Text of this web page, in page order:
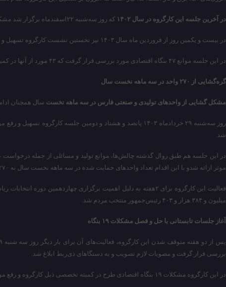
در آخرین جلسه این کارگروه در سال ۱۴۰۲ که روز سه‌شنبه ۲۲اسفندماه برگزار شد مشکلات ۱۸ بنگاه اقتصادی و تولیدی مورد بررسی قرار گرفت که با احتساب این واحدها، مجموع واحدهای حمایت شده در سالی که گذشت به یک هزار و ۲۵۴واحد رسید.
در بیست و یکمین روز از فروردین ماه سال ۱۴۰۳ نیز نخستین نشست کارگروه تسهیل و رفع موانع تولید فارس که به عنوان پانصد و هفتاد و سومین کارگروه محسوب می‌شود، برگزار شد.
در این جلسه موانع ۴۷ بنگاه اقتصادی مورد بررسی قرار گرفت که ۴۳ مورد از آنها در کمیته تخصصی ذیل کارگروه و چهار دستورکار در کارگروه تسهیل استانی انجام شد.
گره‌گشایی از ۲۷۰ واحد در سه ماهه نخست سال
مشکل گشایی از واحدهای تولیدی و صنعتی فارس در سه ماهه نخست سال همچنان ادامه یافت
روز سه‌شنبه ۲۹ خردادماه ۱۴۰۳ پانصد و هشتاد و دومین
شد.
در این جلسه هم طبق روال گذشته چالش‌ها، موانع تولید و مسائلی از جمله درخواست
موثر ارائه شدو با این اقدام تعداد واحدهای حمایت شده در سه ماهه نخست سال به ۲۷۰ واحد رسید.
میلیون و ۳۸۴ هزار و ۴۰۳ رئیس‌جمهور منتخب مردم شد.
آغاز جلسات تابستانی با حل و فصل مشکلات ۱۹ بنگاه
بررسی قرار گرفت و مصوبات لازم تصویب و به دستگاهای ذی‌ربط ابلاغ شد.
در این کارگروه مشکلات ۱۹ بنگاه اقتصادی طرح در کمیته تخصصی ذیل کارگروه و رفع موانع و تسهیل مشکلات چهار بنگاه اقتصادی با زمینه فعالیت تولید انواع کشنده و کامیونت، انواع کاشی و سرامیک و لوله‌های GRP حل و فصل شد.